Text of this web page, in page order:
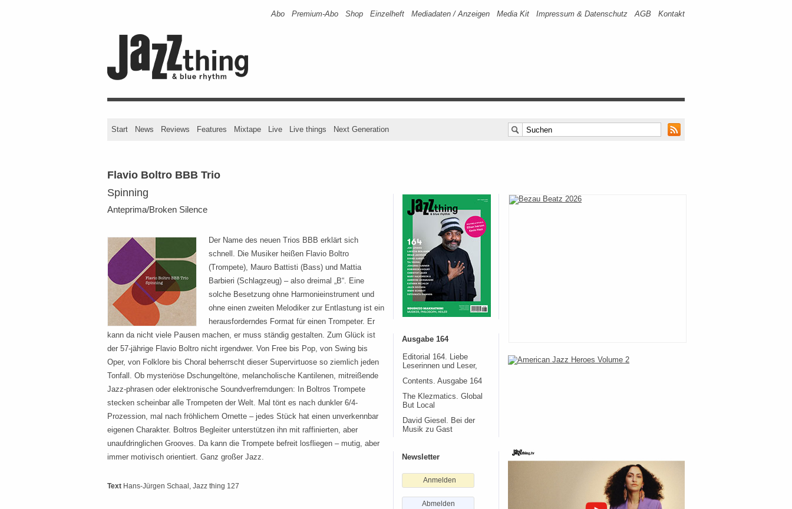
Abo Premium-Abo Shop Einzelheft Mediadaten / Anzeigen Media Kit Impressum & Datenschutz AGB Kontakt
Start News Reviews Features Mixtape Live Live things Next Generation
Flavio Boltro BBB Trio
Spinning
Anteprima/Broken Silence
Der Name des neuen Trios BBB erklärt sich
schnell. Die Musiker heißen Flavio Boltro
(Trompete), Mauro Battisti (Bass) und Mattia
Barbieri (Schlagzeug) – also dreimal „B“. Eine
solche Besetzung ohne Harmonieinstrument und
ohne einen zweiten Melodiker zur Entlastung ist ein
herausforderndes Format für einen Trompeter. Er
kann da nicht viele Pausen machen, er muss ständig gestalten. Zum Glück ist
der 57-jährige Flavio Boltro nicht irgendwer. Von Free bis Pop, von Swing bis
Oper, von Folklore bis Choral beherrscht dieser Supervirtuose so ziemlich jeden
Tonfall. Ob mysteriöse Dschungeltöne, melancholische Kantilenen, mitreißende
Jazz-phrasen oder elektronische Soundverfremdungen: In Boltros Trompete
stecken scheinbar alle Trompeten der Welt. Mal tönt es nach dunkler 6/4-
Prozession, mal nach fröhlichem Ornette – jedes Stück hat einen unverkennbar
eigenen Charakter. Boltros Begleiter unterstützen ihn mit raffinierten, aber
unaufdringlichen Grooves. Da kann die Trompete befreit losfliegen – mutig, aber
immer motivisch orientiert. Ganz großer Jazz.
Text Hans-Jürgen Schaal , Jazz thing 127
Ausgabe 164
Editorial 164. Liebe
Leserinnen und Leser,
Contents. Ausgabe 164
The Klezmatics. Global
But Local
David Giesel. Bei der
Musik zu Gast
Newsletter
Anmelden
Abmelden